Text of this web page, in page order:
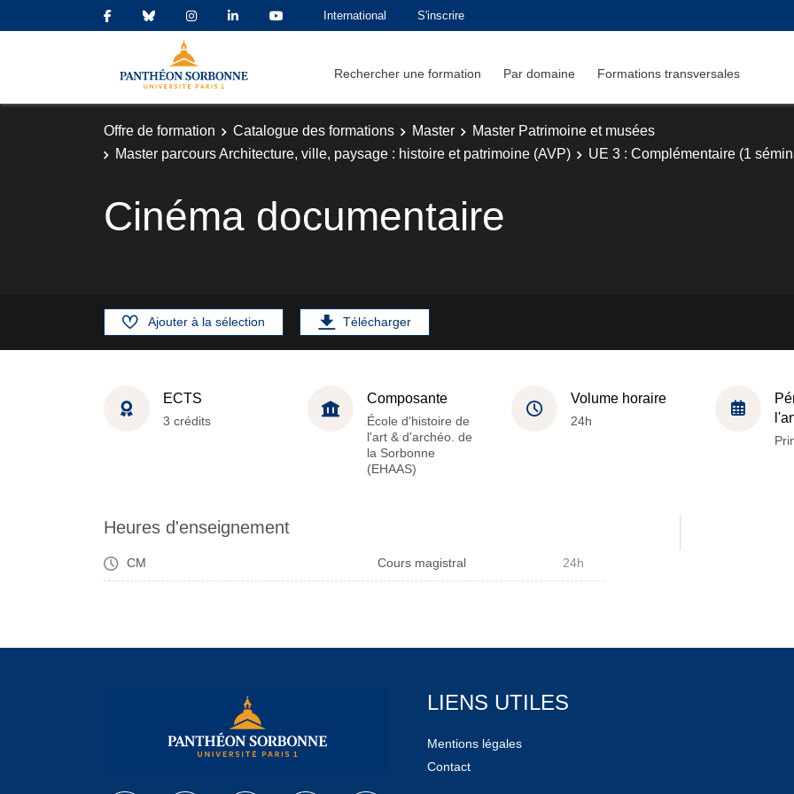
International S'inscrire
Rechercher une formation Par domaine Formations transversales
Offre de formation Catalogue des formations Master
Master Patrimoine et musées
Master parcours Architecture, ville, paysage : histoire et patrimoine (AVP)
UE 3 : Complémentaire (1
Cinéma documentaire
Ajouter à la sélection Télécharger
ECTS
3 crédits
Composante
École d'histoire de
l'art & d'archéo. de
la Sorbonne
(EHAAS)
Volume horaire
24h
Heures d'enseignement
CM Cours magistral 24h
LIENS UTILES
Mentions légales
Contact